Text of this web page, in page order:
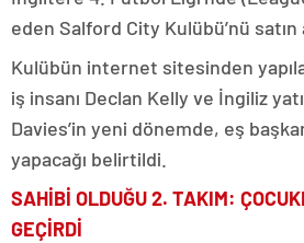
eden Salford City Kulübü’nü satın
Kulübün internet sitesinden
iş insanı Declan Kelly ve İngiliz
Davies’in yeni dönemde, eş
yapacağı belirtildi.
SAHİBİ OLDUĞU 2. TAKIM:
GEÇİRDİ